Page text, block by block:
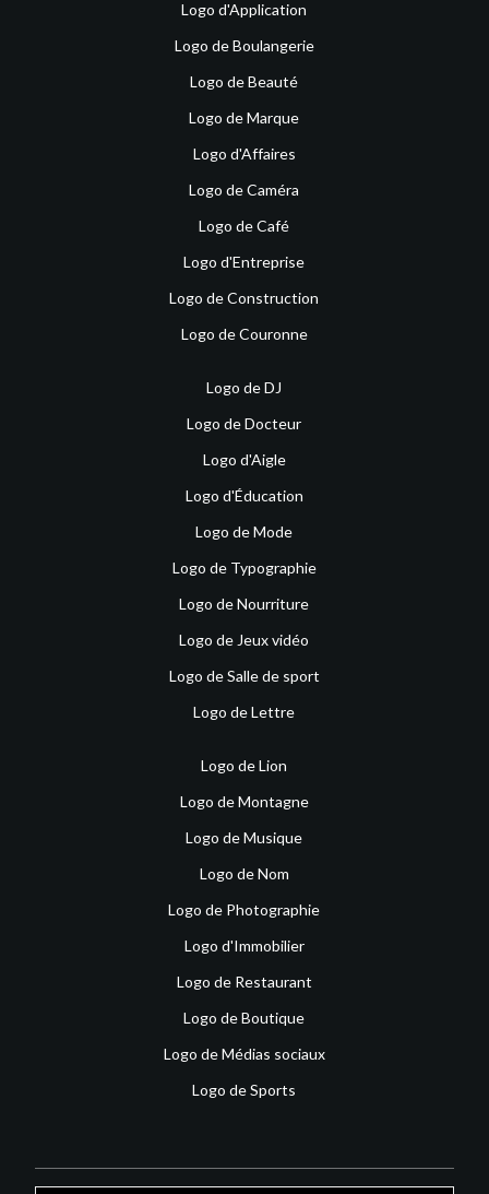
Logo d'Application
Logo de Boulangerie
Logo de Beauté
Logo de Marque
Logo d'Affaires
Logo de Caméra
Logo de Café
Logo d'Entreprise
Logo de Construction
Logo de Couronne
Logo de DJ
Logo de Docteur
Logo d'Aigle
Logo d'Éducation
Logo de Mode
Logo de Typographie
Logo de Nourriture
Logo de Jeux vidéo
Logo de Salle de sport
Logo de Lettre
Logo de Lion
Logo de Montagne
Logo de Musique
Logo de Nom
Logo de Photographie
Logo d'Immobilier
Logo de Restaurant
Logo de Boutique
Logo de Médias sociaux
Logo de Sports